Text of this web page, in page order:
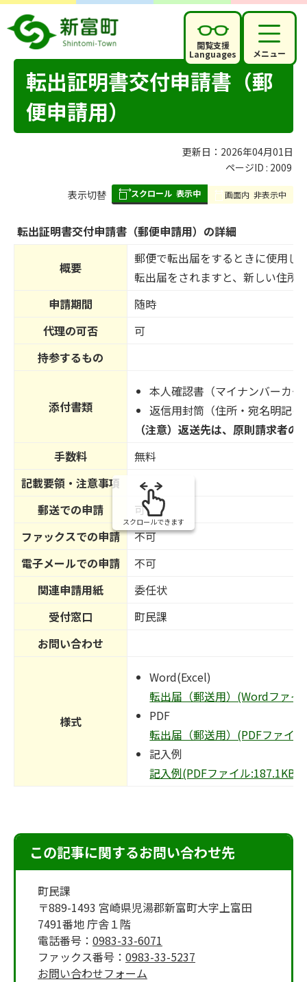
閲覧支援
Languages メニュー
転出証明書交付申請書（郵
便申請用）
更新日：2026年04月01日
ページID : 2009
表
み
の
表示切替 スクロール 表示中 画面内 非表示中
転出証明書交付申請書（郵便申請用）の詳細
概要
郵便で転出届をするときに使用し
転出届をされますと、新しい住所
申請期間
随時
代理の可否
可
持参するもの
添付書類
本人確認書（マイナンバーカ
返信用封筒（住所・宛名明記
（注意）返送先は、原則請求者の
手数料
無料
記載要領・注意事項
郵送での申請
可
ファックスでの申請
不可
電子メールでの申請
不可
関連申請用紙
委任状
受付窓口
町民課
お問い合わせ
様式
Word(Excel)
転出届（郵送用）(Wordファイ
PDF
転出届（郵送用）(PDFファイ
記入例
記入例(PDFファイル:187.1KB)
スクロールできます
この記事に関するお問い合わせ先
町民課
〒889-1493 宮崎県児湯郡新富町大字上富田
7491番地 庁舎１階
電話番号： 0983-33-6071
ファックス番号： 0983-33-5237
お問い合わせフォーム